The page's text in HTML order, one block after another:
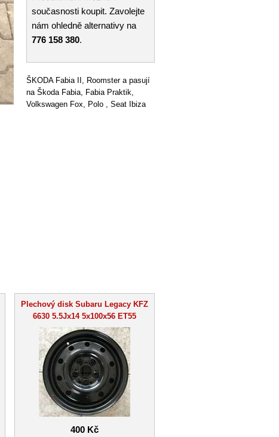
současnosti koupit. Zavolejte
nám ohledně alternativy na
776 158 380.
ŠKODA Fabia II, Roomster a pasují
na Škoda Fabia, Fabia Praktik,
Volkswagen Fox, Polo , Seat Ibiza
Plechový disk Subaru Legacy KFZ
6630 5.5Jx14 5x100x56 ET55
400 Kč